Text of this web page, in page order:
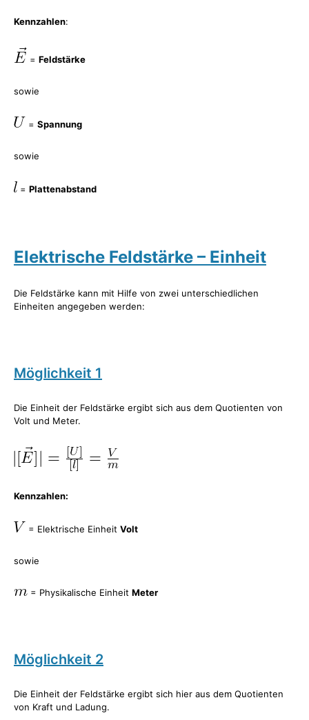
Kennzahlen:
= Feldstärke
sowie
= Spannung
sowie
= Plattenabstand
Elektrische Feldstärke – Einheit
Die Feldstärke kann mit Hilfe von zwei unterschiedlichen
Einheiten angegeben werden:
Möglichkeit 1
Die Einheit der Feldstärke ergibt sich aus dem Quotienten von
Volt und Meter.
Kennzahlen:
= Elektrische Einheit Volt
sowie
= Physikalische Einheit Meter
Möglichkeit 2
Die Einheit der Feldstärke ergibt sich hier aus dem Quotienten
von Kraft und Ladung.